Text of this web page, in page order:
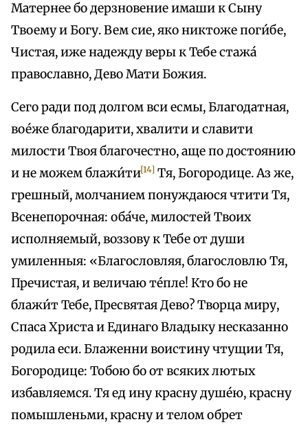
Матернее бо дерзновение имаши к Сыну
Твоему и Богу. Вем сие, яко никтоже поги́бе,
Чистая, иже надежду веры к Тебе стажа́
православно, Дево Мати Божия.
Сего ради под долгом вси есмы, Благодатная,
вое́же благодарити, хвалити и славити
милости Твоя благочестно, аще по достоянию
и не можем блажи́ти[14] Тя, Богородице. Аз же,
грешный, молчанием понуждаюся чтити Тя,
Всенепорочная: оба́че, милостей Твоих
исполняемый, воззову к Тебе от души
умиленныя: «Благословляя, благословлю Тя,
Пречистая, и величаю те́пле! Кто бо не
блажи́т Тебе, Пресвятая Дево? Творца миру,
Спаса Христа и Единаго Владыку несказанно
родила еси. Блаженни воистину чтущии Тя,
Богородице: Тобою бо от всяких лютых
избавляемся. Тя ед ину красну душе́ю, красну
помышленьми, красну и телом обрет